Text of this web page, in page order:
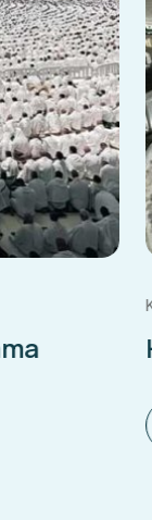
3
Hac ve
Okumaya